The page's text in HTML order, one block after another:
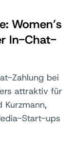
Women’s
In-Chat-
Zahlung bei
attraktiv für
Kurzmann,
Start-ups